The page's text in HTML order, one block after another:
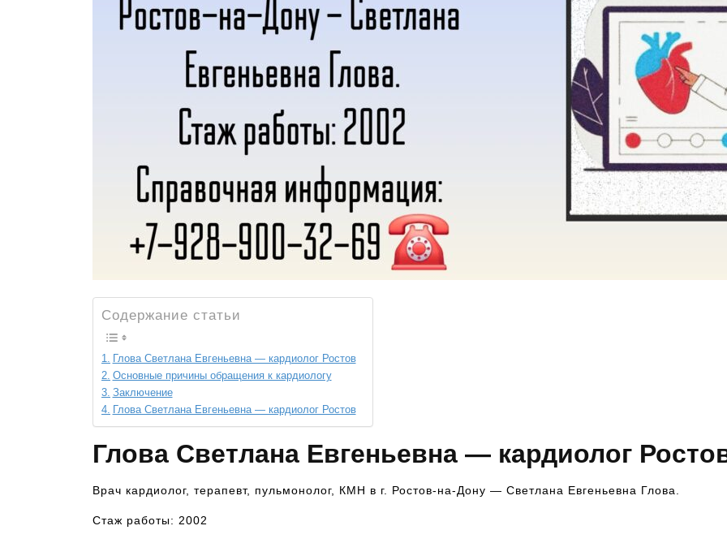
Содержание статьи
Глова Светлана Евгеньевна — кардиолог Ростов
Основные причины обращения к кардиологу
Заключение
Глова Светлана Евгеньевна — кардиолог Ростов
Глова Светлана Евгеньевна — кардиолог
Врач кардиолог, терапевт, пульмонолог, КМН в г. Ростов-на-Дону — Светлана Евгеньевна Глова.
Стаж работы: 2002